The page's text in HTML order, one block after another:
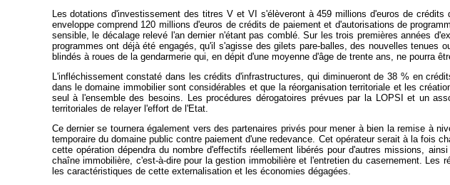
Les dotations d'investissement des titres V et VI s'élèveront à 459 millions d'euros de
enveloppe comprend 120 millions d'euros de crédits de paiement et d'autorisations de
sensible, le décalage relevé l'an dernier n'étant pas comblé. Sur les trois premières années
programmes ont déjà été engagés, qu'il s'agisse des gilets pare-balles, des nouvelles
blindés à roues de la gendarmerie qui, en dépit d'une moyenne d'âge de trente ans, ne pourra
L'infléchissement constaté dans les crédits d'infrastructures, qui diminueront de 38 % en
dans le domaine immobilier sont considérables et que la réorganisation territoriale et les
seul à l'ensemble des besoins. Les procédures dérogatoires prévues par la LOPSI et un
territoriales de relayer l'effort de l'Etat.
Ce dernier se tournera également vers des partenaires privés pour mener à bien la remise à
temporaire du domaine public contre paiement d'une redevance. Cet opérateur serait à la fois
cette opération dépendra du nombre d'effectifs réellement libérés pour d'autres missions,
chaîne immobilière, c'est-à-dire pour la gestion immobilière et l'entretien du casernement.
les caractéristiques de cette externalisation et les économies dégagées.